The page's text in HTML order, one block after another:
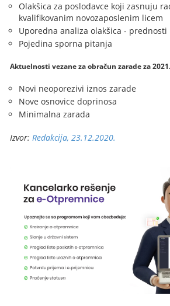
Olakšica za poslodavce koji zasnuju
kvalifikovanim novozaposlenim licem
Uporedna analiza olakšica - prednosti
Pojedina sporna pitanja
Aktuelnosti vezane za obračun zarade za
Novi neoporezivi iznos zarade
Nove osnovice doprinosa
Minimalna zarada
Izvor:Redakcija, 23.12.2020.